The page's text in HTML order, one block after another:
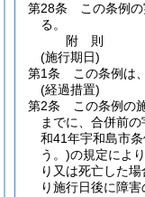
第28条
この条例
る。
附 則
(施行期日)
第1条
この条例は
(経過措置)
第2条
この条例の
までに、合併前
和41年宇和島市
う。)の規定によ
り又は死亡した場
り施行日後に障